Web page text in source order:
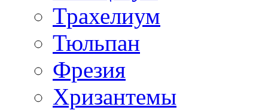
Трахелиум
Тюльпан
Фрезия
Хризантемы